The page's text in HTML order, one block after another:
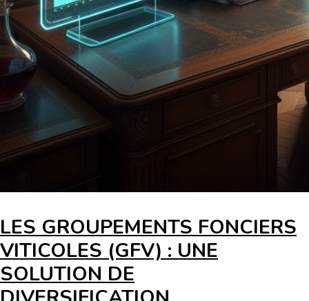
LES GROUPEMENTS FONCIERS
VITICOLES (GFV) : UNE
SOLUTION DE